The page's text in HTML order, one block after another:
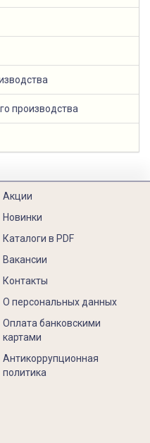
производства
Акции
Новинки
Каталоги в PDF
Вакансии
Контакты
О персональных данных
Оплата банковскими
картами
Антикоррупционная
политика